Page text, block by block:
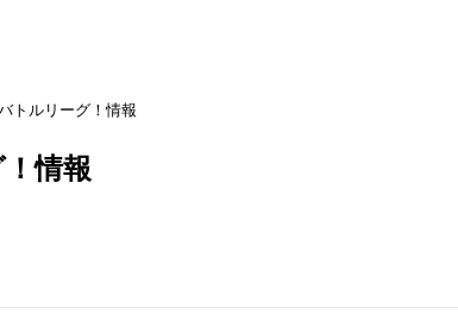
トルリーグ！情報
情報